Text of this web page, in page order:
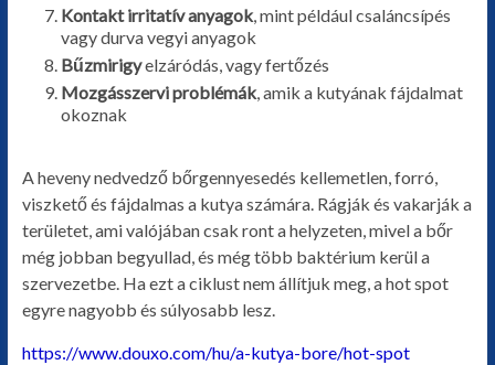
Kontakt irritatív anyagok, mint például csaláncsípés
vagy durva vegyi anyagok
Bűzmirigyelzáródás, vagy fertőzés
Mozgásszervi problémák, amik a kutyának fájdalmat
okoznak
A heveny nedvedző bőrgennyesedés kellemetlen, forró,
viszkető és fájdalmas a kutya számára. Rágják és vakarják a
területet, ami valójában csak ront a helyzeten, mivel a bőr
még jobban begyullad, és még több baktérium kerül a
szervezetbe. Ha ezt a ciklust nem állítjuk meg, a hot spot
egyre nagyobb és súlyosabb lesz.
https://www.douxo.com/hu/a-kutya-bore/hot-spot